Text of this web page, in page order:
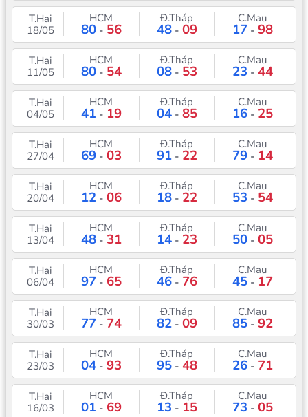
T.Hai
18/05
HCM
80- 56
Đ.Tháp
48- 09
C.Mau
17- 98
T.Hai
11/05
HCM
80- 54
Đ.Tháp
08- 53
C.Mau
23 - 44
T.Hai
04/05
HCM
41- 19
Đ.Tháp
04- 85
C.Mau
16- 25
T.Hai
27/04
HCM
69- 03
Đ.Tháp
91- 22
C.Mau
79- 14
T.Hai
20/04
HCM
12- 06
Đ.Tháp
18- 22
C.Mau
53 - 54
T.Hai
13/04
HCM
48- 31
Đ.Tháp
14- 23
C.Mau
50- 05
T.Hai
06/04
HCM
97- 65
Đ.Tháp
46- 76
C.Mau
45- 17
T.Hai
30/03
HCM
77- 74
Đ.Tháp
82- 09
C.Mau
85- 92
T.Hai
23/03
HCM
04- 93
Đ.Tháp
95- 48
C.Mau
26- 71
T.Hai
16/03
HCM
01- 69
Đ.Tháp
13 - 15
C.Mau
73 - 05